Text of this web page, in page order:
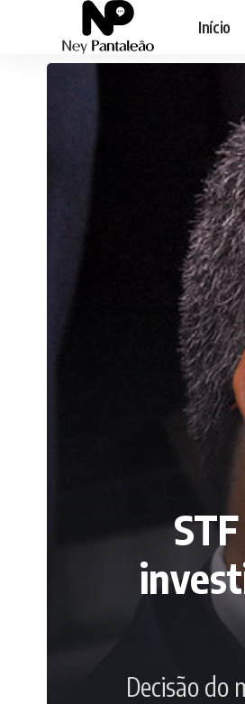
Início
Decisão do